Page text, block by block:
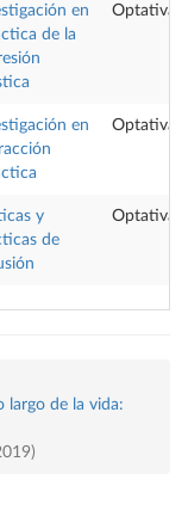
en
de la
Optativa
en
Optativa
y
de
Optativa
largo de la vida: